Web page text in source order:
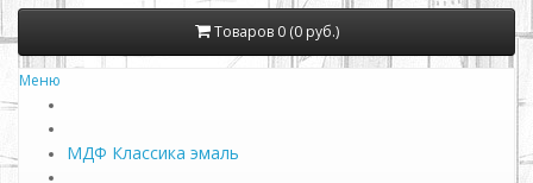
Товаров 0 (0 руб.)
Меню
МДФ Классика эмаль